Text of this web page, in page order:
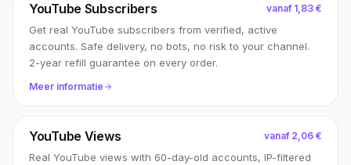
YouTube Subscribers vanaf 1,83 €
Get real YouTube subscribers from verified, active
accounts. Safe delivery, no bots, no risk to your channel.
2-year refill guarantee on every order.
Meer informatie
YouTube Views vanaf 2,06 €
Real YouTube views with 60-day-old accounts, IP-filtered